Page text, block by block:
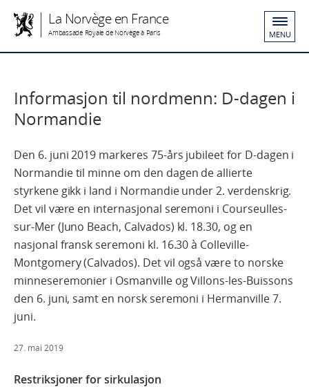
La Norvège en France
Ambassade Royale de Norvège à Paris MENU
Informasjon til nordmenn: D-dagen i
Normandie
Den 6. juni 2019 markeres 75-års jubileet for D-dagen i
Normandie til minne om den dagen de allierte
styrkene gikk i land i Normandie under 2. verdenskrig.
Det vil være en internasjonal seremoni i Courseulles-
sur-Mer (Juno Beach, Calvados) kl. 18.30, og en
nasjonal fransk seremoni kl. 16.30 à Colleville-
Montgomery (Calvados). Det vil også være to norske
minneseremonier i Osmanville og Villons-les-Buissons
den 6. juni, samt en norsk seremoni i Hermanville 7.
juni.
27. mai 2019
Restriksjoner for sirkulasjon